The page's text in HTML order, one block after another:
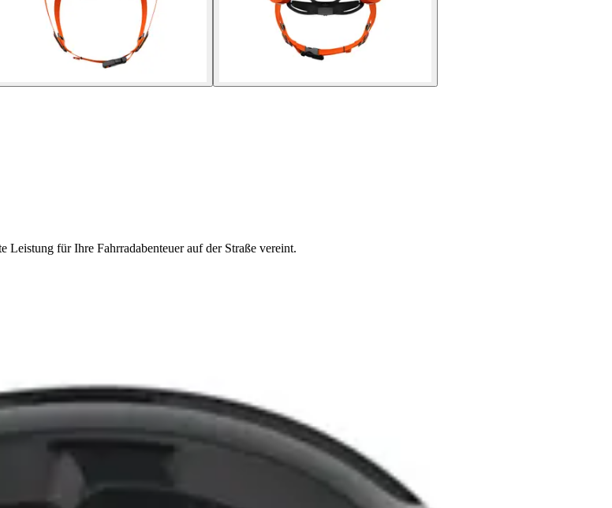
für Ihre Fahrradabenteuer auf der Straße vereint.